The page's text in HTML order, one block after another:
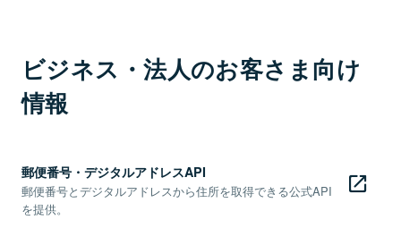
ビジネス・法人のお客さま向け
情報
郵便番号・デジタルアドレスAPI
郵便番号とデジタルアドレスから住所を取得できる公式API
を提供。